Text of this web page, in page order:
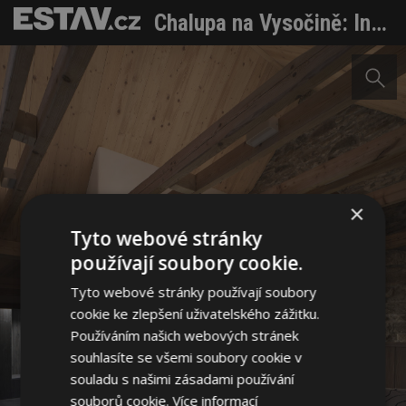
Chalupa na Vysočině: Intimní útočiště před ruchem města
×
Tyto webové stránky
používají soubory cookie.
Tyto webové stránky používají soubory
cookie ke zlepšení uživatelského zážitku.
Používáním našich webových stránek
souhlasíte se všemi soubory cookie v
souladu s našimi zásadami používání
souborů cookie.Více informací